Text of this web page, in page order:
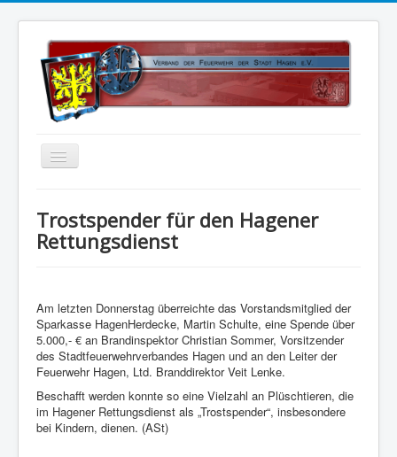
Über uns
Satzung
Kalender
Status 5
Berichte
Trostspender für den Hagener
Rettungsdienst
Am letzten Donnerstag überreichte das Vorstandsmitglied der
Sparkasse HagenHerdecke, Martin Schulte, eine Spende über
5.000,- € an Brandinspektor Christian Sommer, Vorsitzender
des Stadtfeuerwehrverbandes Hagen und an den Leiter der
Feuerwehr Hagen, Ltd. Branddirektor Veit Lenke.
Beschafft werden konnte so eine Vielzahl an Plüschtieren, die
im Hagener Rettungsdienst als „Trostspender“, insbesondere
bei Kindern, dienen. (ASt)